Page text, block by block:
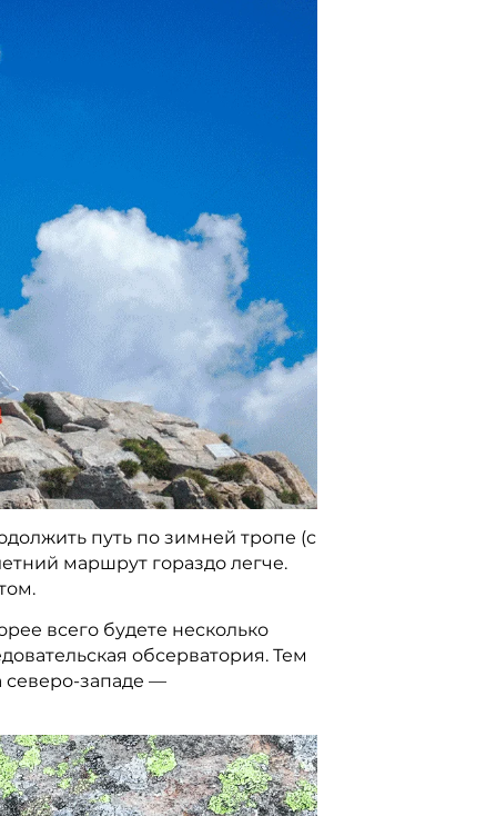
путь по зимней тропе (с
маршрут гораздо легче.
всего будете несколько
обсерватория. Тем
западе —